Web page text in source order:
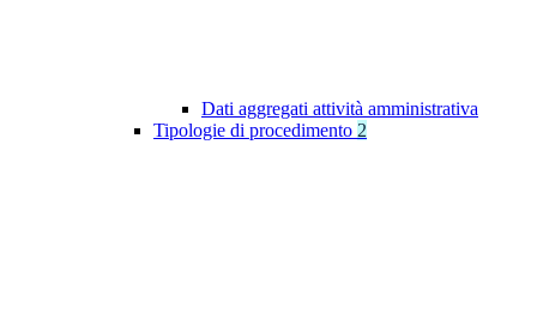
Dati aggregati attività amministrativa
Tipologie di procedimento 2